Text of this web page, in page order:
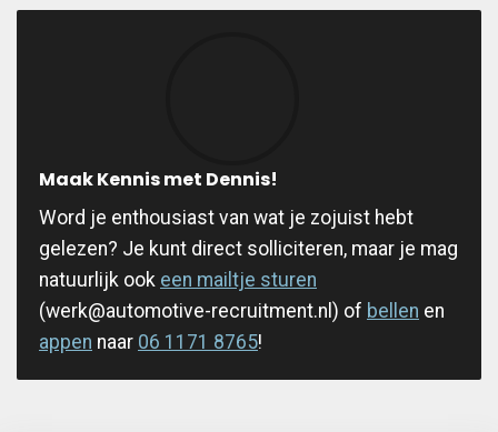
Maak Kennis met Dennis!
Word je enthousiast van wat je zojuist hebt
gelezen? Je kunt direct solliciteren, maar je mag
natuurlijk ook een mailtje sturen
(werk@automotive-recruitment.nl) of bellen en
appen naar 06 1171 8765!